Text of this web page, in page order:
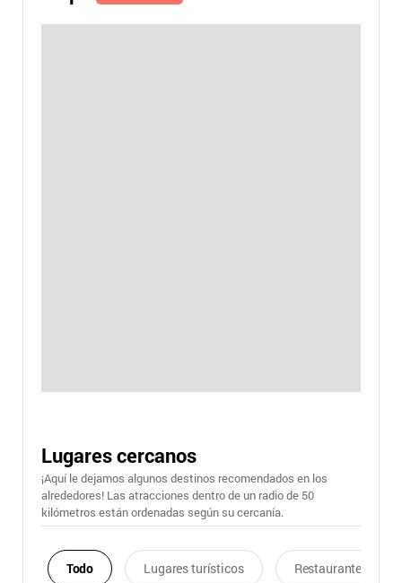
Lugares cercanos
¡Aquí le dejamos algunos destinos recomendados en los
alrededores! Las atracciones dentro de un radio de 50
kilómetros están ordenadas según su cercanía.
Todo Lugares turísticos Restaurantes